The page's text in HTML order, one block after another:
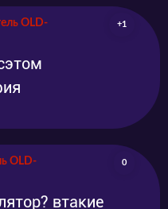
OLD-
+1
OLD-
0
втакие